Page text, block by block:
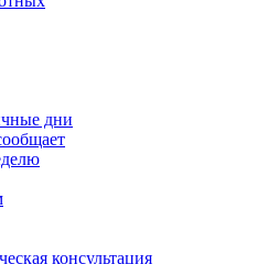
дни
консультация